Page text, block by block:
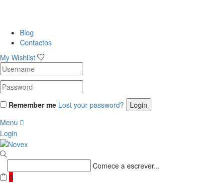
Blog
Contactos
My Wishlist
Remember me Lost your password?
Menu
Login
Comece a escrever...
0